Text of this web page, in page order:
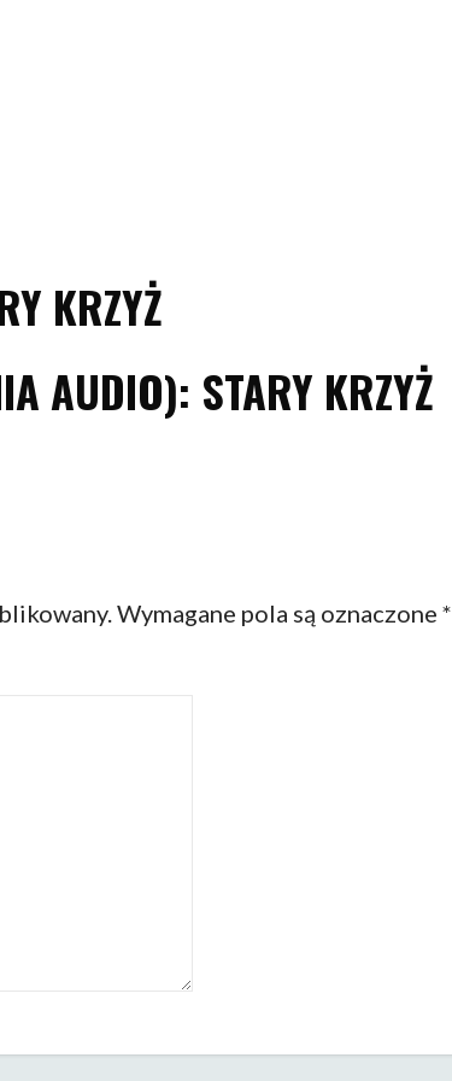
KRZYŻ
AUDIO): STARY KRZYŻ
Wymagane pola są oznaczone*